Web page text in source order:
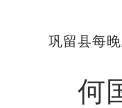
巩留县每
何国